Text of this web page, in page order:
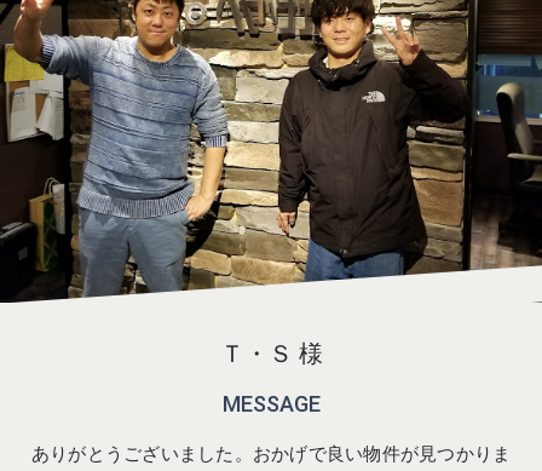
Ｔ・Ｓ 様
MESSAGE
ありがとうございました。おかげで良い物件が見つかりま